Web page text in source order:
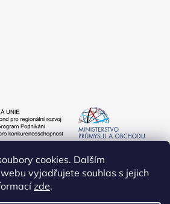
cookies. Dalším
vyjadřujete souhlas s jejich
zde.